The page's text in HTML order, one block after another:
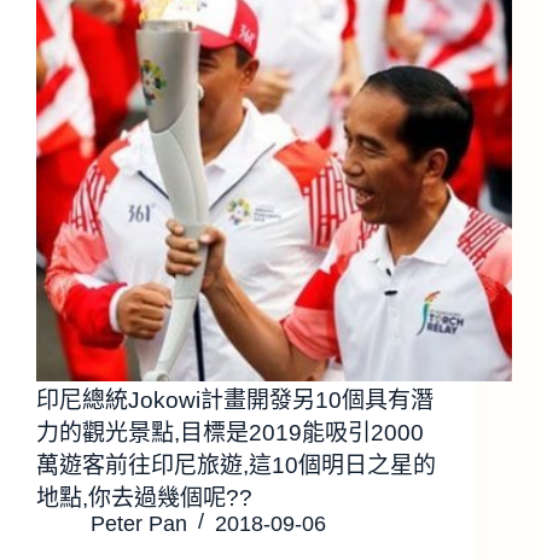
印尼總統Jokowi計畫開發另10個具有潛
力的觀光景點,目標是2019能吸引2000
萬遊客前往印尼旅遊,這10個明日之星的
地點,你去過幾個呢??
Peter Pan 2018-09-06